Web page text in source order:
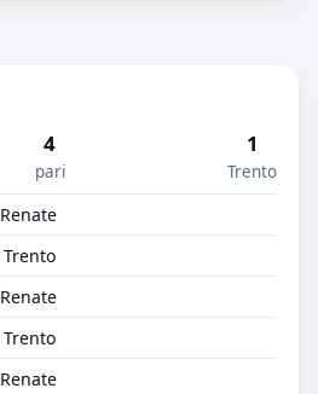
4
pari
1
Trento
Renate
Trento
Renate
Trento
Renate